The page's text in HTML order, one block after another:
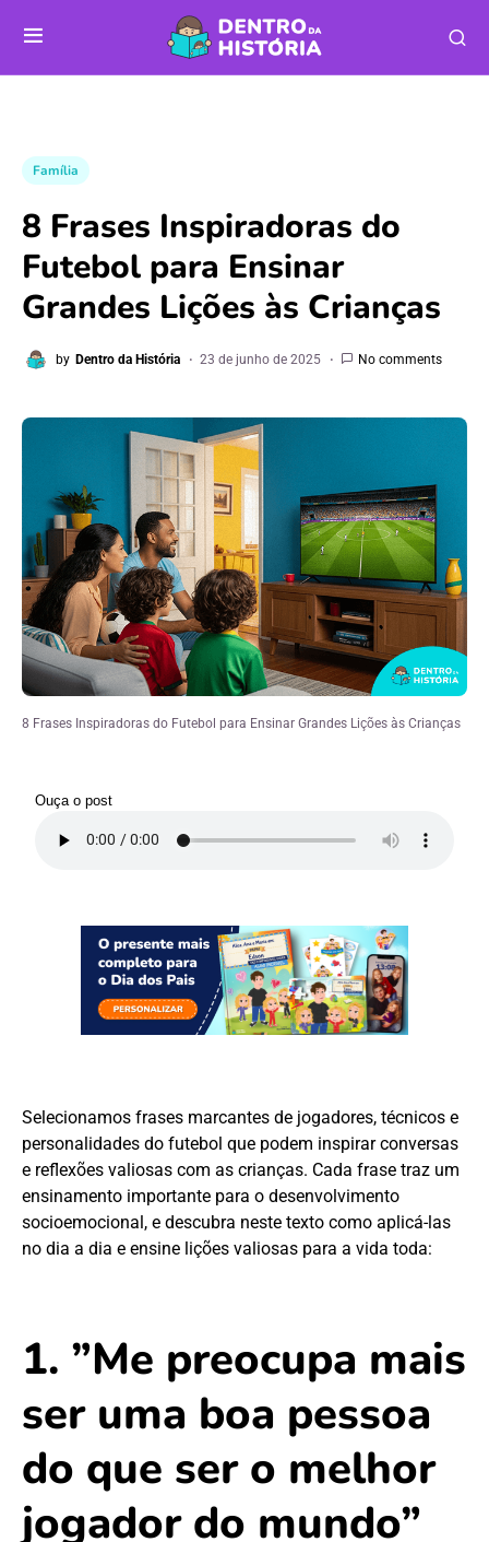
Família
8 Frases Inspiradoras do
Futebol para Ensinar
Grandes Lições às Crianças
by Dentro da História 23 de junho de 2025 No comments
8 Frases Inspiradoras do Futebol para Ensinar Grandes Lições às Crianças
Ouça o post
Selecionamos frases marcantes de jogadores, técnicos e
personalidades do futebol que podem inspirar conversas
e reflexões valiosas com as crianças. Cada frase traz um
ensinamento importante para o desenvolvimento
socioemocional, e descubra neste texto como aplicá-las
no dia a dia e ensine lições valiosas para a vida toda:
1. ”Me preocupa mais
ser uma boa pessoa
do que ser o melhor
jogador do mundo”